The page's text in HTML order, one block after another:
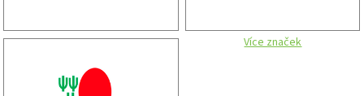
Více značek